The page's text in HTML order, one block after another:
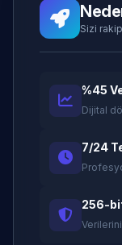
Sizi
%45
Dijital
7/24
256-